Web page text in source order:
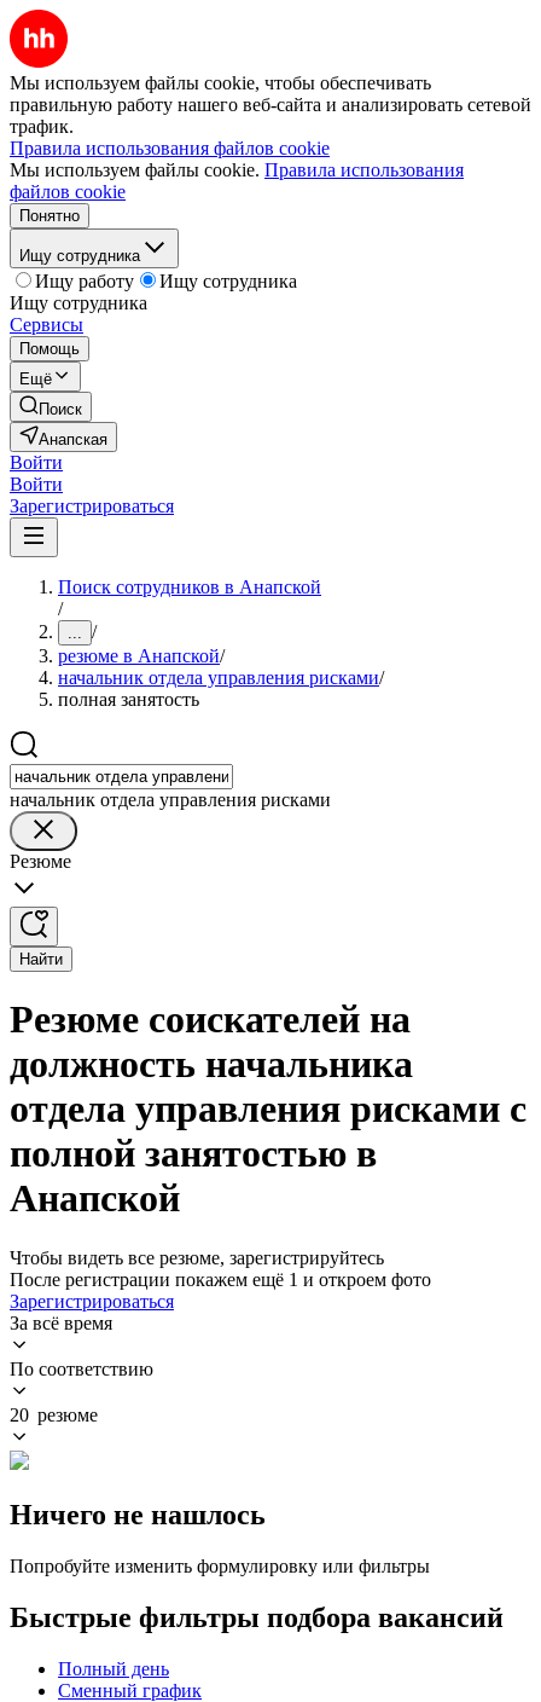
Мы используем файлы cookie, чтобы обеспечивать
правильную работу нашего веб-сайта и анализировать сетевой
трафик.
Правила использования файлов cookie
Мы используем файлы cookie. Правила использования
файлов cookie
Понятно
Ищу сотрудника
Ищу работу
Ищу сотрудника
Ищу сотрудника
Сервисы
Помощь
Ещё
Поиск
Анапская
Войти
Войти
Зарегистрироваться
Поиск сотрудников в Анапской
/
... /
резюме в Анапской/
начальник отдела управления рисками/
полная занятость
начальник отдела управления рисками
Резюме
Найти
Резюме соискателей на
должность начальника
отдела управления рисками с
полной занятостью в
Анапской
Чтобы видеть все резюме, зарегистрируйтесь
После регистрации покажем ещё 1 и откроем фото
Зарегистрироваться
За всё время
По соответствию
20 резюме
Ничего не нашлось
Попробуйте изменить формулировку или фильтры
Быстрые фильтры подбора вакансий
Полный день
Сменный график